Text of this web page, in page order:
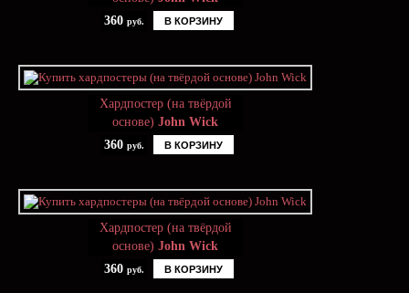
360 руб. В КОРЗИНУ
Хардпостер (на твёрдой
основе) John Wick
360 руб. В КОРЗИНУ
Хардпостер (на твёрдой
основе) John Wick
360 руб. В КОРЗИНУ